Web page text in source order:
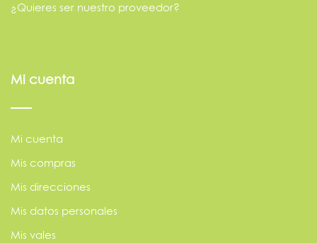
¿Quieres ser nuestro proveedor?
Mi cuenta
Mi cuenta
Mis compras
Mis direcciones
Mis datos personales
Mis vales